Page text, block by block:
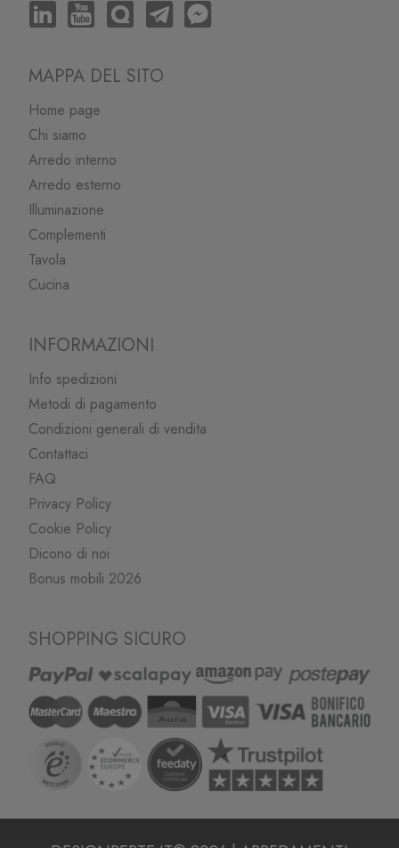
MAPPA DEL SITO
Home page
Chi siamo
Arredo interno
Arredo esterno
Illuminazione
Complementi
Tavola
Cucina
INFORMAZIONI
Info spedizioni
Metodi di pagamento
Condizioni generali di vendita
Contattaci
FAQ
Privacy Policy
Cookie Policy
Dicono di noi
Bonus mobili 2026
SHOPPING SICURO